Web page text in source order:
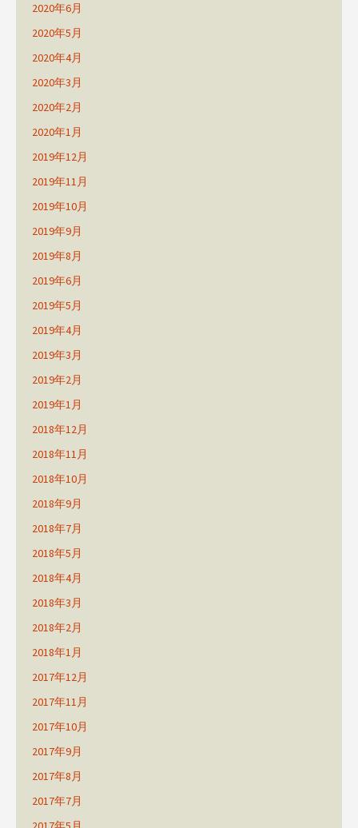
2020年6月
2020年5月
2020年4月
2020年3月
2020年2月
2020年1月
2019年12月
2019年11月
2019年10月
2019年9月
2019年8月
2019年6月
2019年5月
2019年4月
2019年3月
2019年2月
2019年1月
2018年12月
2018年11月
2018年10月
2018年9月
2018年7月
2018年5月
2018年4月
2018年3月
2018年2月
2018年1月
2017年12月
2017年11月
2017年10月
2017年9月
2017年8月
2017年7月